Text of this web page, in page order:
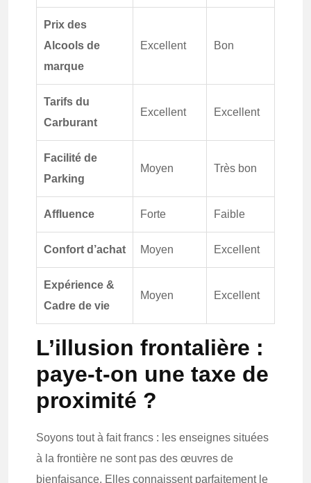
Prix des
Alcools de
marque
Excellent Bon
Tarifs du
Carburant
Excellent Excellent
Facilité de
Parking
Moyen Très bon
Affluence Forte Faible
Confort d’achat Moyen Excellent
Expérience &
Cadre de vie
Moyen Excellent
L’illusion frontalière :
paye-t-on une taxe de
proximité ?
Soyons tout à fait francs : les enseignes situées
à la frontière ne sont pas des œuvres de
bienfaisance. Elles connaissent parfaitement le